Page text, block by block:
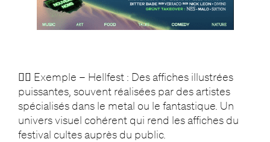
🧟‍♂️ Exemple – Hellfest : Des affiches illustrées
puissantes, souvent réalisées par des artistes
spécialisés dans le metal ou le fantastique. Un
univers visuel cohérent qui rend les affiches du
festival cultes auprès du public.